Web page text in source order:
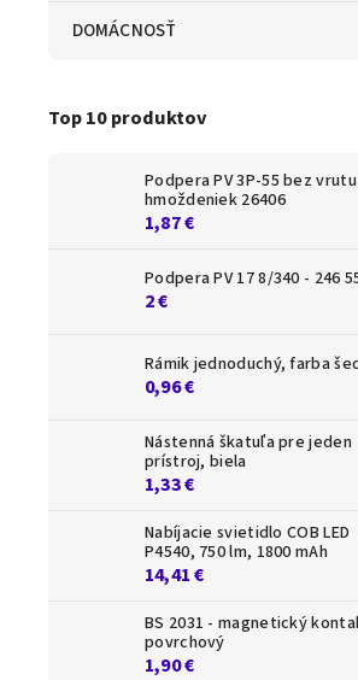
DOMÁCNOSŤ
Top 10 produktov
Podpera PV 3P-55 bez
hmoždeniek 26406
1,87 €
Podpera PV 17 8/340 - 246
2 €
Rámik jednoduchý, farba
0,96 €
Nástenná škatuľa pre jeden
prístroj, biela
1,33 €
Nabíjacie svietidlo COB LED
P4540, 750 lm, 1800 mAh
14,41 €
BS 2031 - magnetický
povrchový
1,90 €